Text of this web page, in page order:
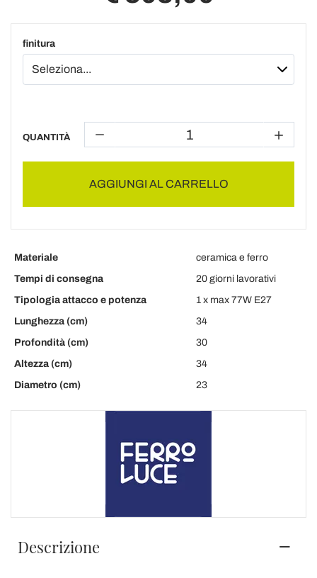
finitura
QUANTITÀ
AGGIUNGI AL CARRELLO
Materiale
ceramica e ferro
Tempi di consegna
20 giorni lavorativi
Tipologia attacco e potenza
1 x max 77W E27
Lunghezza (cm)
34
Profondità (cm)
30
Altezza (cm)
34
Diametro (cm)
23
Descrizione